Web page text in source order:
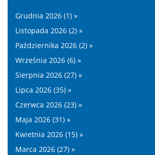
Grudnia 2026 (1) »
Listopada 2026 (2) »
Października 2026 (2) »
Września 2026 (6) »
Sierpnia 2026 (27) »
Lipca 2026 (35) »
Czerwca 2026 (23) »
Maja 2026 (31) »
Kwietnia 2026 (15) »
Marca 2026 (27) »